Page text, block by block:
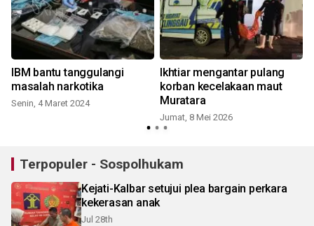
IBM bantu tanggulangi
masalah narkotika
Senin, 4 Maret 2024
Ikhtiar mengantar pulang
korban kecelakaan maut
Muratara
Jumat, 8 Mei 2026
Terpopuler - Sospolhukam
Kejati-Kalbar setujui plea bargain perkara
kekerasan anak
Jul 28th